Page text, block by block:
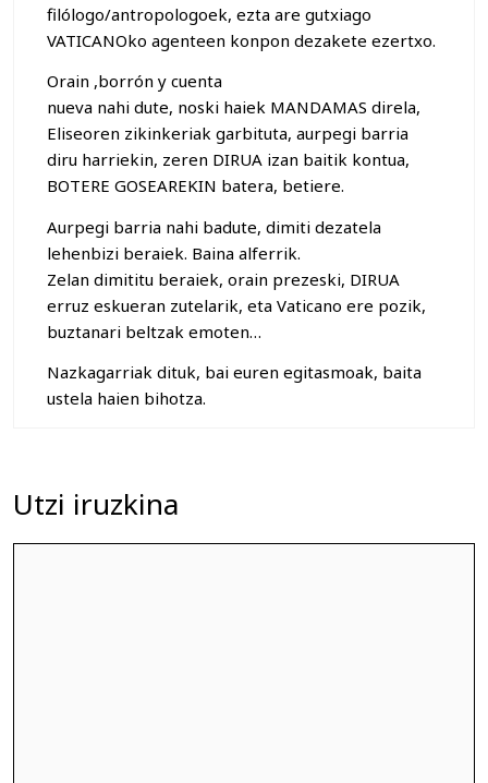
filólogo/antropologoek, ezta are gutxiago
VATICANOko agenteen konpon dezakete ezertxo.
Orain ,borrón y cuenta
nueva nahi dute, noski haiek MANDAMAS direla,
Eliseoren zikinkeriak garbituta, aurpegi barria
diru harriekin, zeren DIRUA izan baitik kontua,
BOTERE GOSEAREKIN batera, betiere.
Aurpegi barria nahi badute, dimiti dezatela
lehenbizi beraiek. Baina alferrik.
Zelan dimititu beraiek, orain prezeski, DIRUA
erruz eskueran zutelarik, eta Vaticano ere pozik,
buztanari beltzak emoten…
Nazkagarriak dituk, bai euren egitasmoak, baita
ustela haien bihotza.
Utzi iruzkina